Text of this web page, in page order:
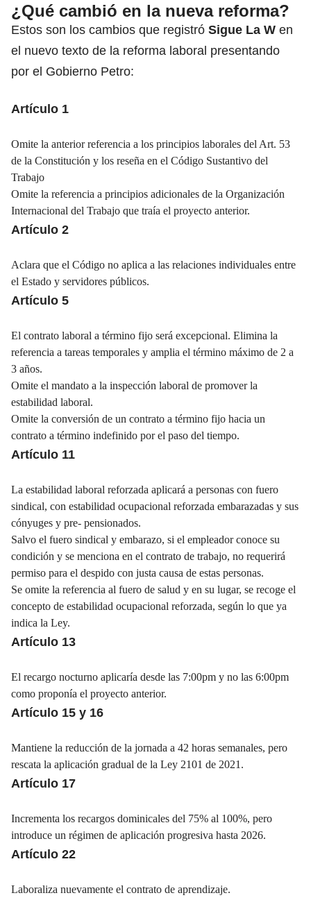
¿Qué cambió en la nueva reforma?
Estos son los cambios que registró Sigue La W en
el nuevo texto de la reforma laboral presentando
por el Gobierno Petro:
Artículo 1
Omite la anterior referencia a los principios laborales del Art. 53
de la Constitución y los reseña en el Código Sustantivo del
Trabajo
Omite la referencia a principios adicionales de la Organización
Internacional del Trabajo que traía el proyecto anterior.
Artículo 2
Aclara que el Código no aplica a las relaciones individuales entre
el Estado y servidores públicos.
Artículo 5
El contrato laboral a término fijo será excepcional. Elimina la
referencia a tareas temporales y amplia el término máximo de 2 a
3 años.
Omite el mandato a la inspección laboral de promover la
estabilidad laboral.
Omite la conversión de un contrato a término fijo hacia un
contrato a término indefinido por el paso del tiempo.
Artículo 11
La estabilidad laboral reforzada aplicará a personas con fuero
sindical, con estabilidad ocupacional reforzada embarazadas y sus
cónyuges y pre- pensionados.
Salvo el fuero sindical y embarazo, si el empleador conoce su
condición y se menciona en el contrato de trabajo, no requerirá
permiso para el despido con justa causa de estas personas.
Se omite la referencia al fuero de salud y en su lugar, se recoge el
concepto de estabilidad ocupacional reforzada, según lo que ya
indica la Ley.
Artículo 13
El recargo nocturno aplicaría desde las 7:00pm y no las 6:00pm
como proponía el proyecto anterior.
Artículo 15 y 16
Mantiene la reducción de la jornada a 42 horas semanales, pero
rescata la aplicación gradual de la Ley 2101 de 2021.
Artículo 17
Incrementa los recargos dominicales del 75% al 100%, pero
introduce un régimen de aplicación progresiva hasta 2026.
Artículo 22
Laboraliza nuevamente el contrato de aprendizaje.